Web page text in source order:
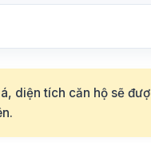
diện tích căn hộ sẽ